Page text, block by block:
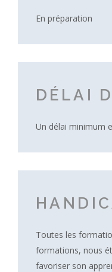
En préparation
DÉLAI
Un délai minimum
Toutes les
formations, nous
favoriser son